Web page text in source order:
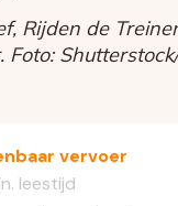
Rijden de
Foto:
vervoer
leestijd